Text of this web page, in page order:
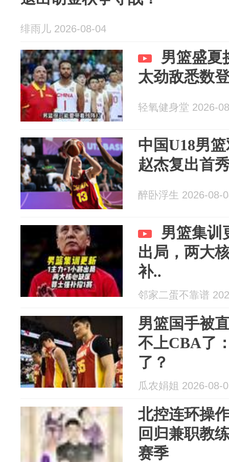
绯雨儿 2026-08-04
男篮盛夏
太劲敌悉数
轻氧健身堂 2026-
中国U18男
赵杰复出首
醉卧浮生 2026-08-
男篮集训
出局，两大
补..
邻家二蛋不靠谱
男篮国手被
不上CBA了
了？
瓜农娟姐 2026-08-
北控连环操
回归兼职教
赛季